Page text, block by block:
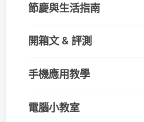
節慶與生活指南
開箱文 & 評測
手機應用教學
電腦小教室